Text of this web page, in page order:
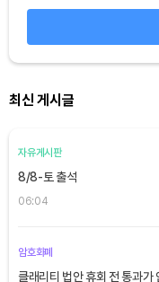
최신 게시글
자유게시판
8/8-토 출석
06:04
암호화폐
클래리티 법안 휴회 전 통과가